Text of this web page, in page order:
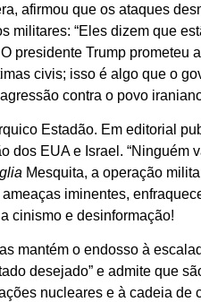
afirmou que os ataques
militares: “Eles dizem que
presidente Trump prometeu
civis; isso é algo que o
contra o povo
Estadão. Em editorial
dos EUA e Israel. “Ninguém
Mesquita, a operação
iminentes,
cinismo e desinformação!
mantém o endosso à
desejado” e admite que
nucleares e à cadeia de